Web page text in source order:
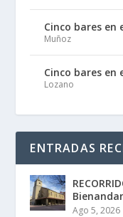
Cinco bares en
Muñoz
Cinco bares en
Lozano
ENTRADAS
Ago 5, 2026